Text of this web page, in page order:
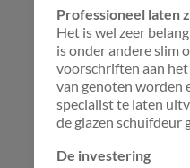
Professioneel laten
Het is wel zeer
is onder andere slim
voorschriften aan het
van genoten worden
specialist te laten
de glazen schuifdeur
De investering